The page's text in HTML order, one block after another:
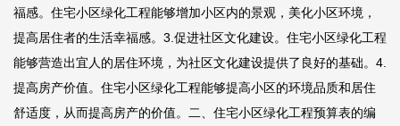
福感。住宅小区绿化工程能够增加小区内的景观，美化小区环境，
提高居住者的生活幸福感。3.促进社区文化建设。住宅小区绿化工程
能够营造出宜人的居住环境，为社区文化建设提供了良好的基础。4.
提高房产价值。住宅小区绿化工程能够提高小区的环境品质和居住
舒适度，从而提高房产的价值。二、住宅小区绿化工程预算表的编